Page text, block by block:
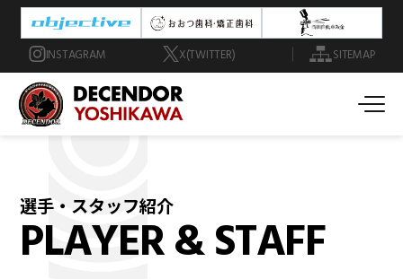
INSTAGRAM X(TWITTER) SITEMAP
選手・スタッフ紹介
PLAYER & STAFF